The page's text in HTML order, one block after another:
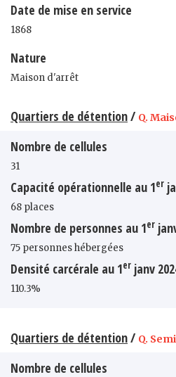
Date de mise en service
1868
Nature
Maison d'arrêt
Quartiers de détention/ Q.
Nombre de cellules
31
Capacité opérationnelle au 1er
68 places
Nombre de personnes au 1er
75 personnes hébergées
Densité carcérale au 1er janv
110.3%
Quartiers de détention/ Q.
Nombre de cellules